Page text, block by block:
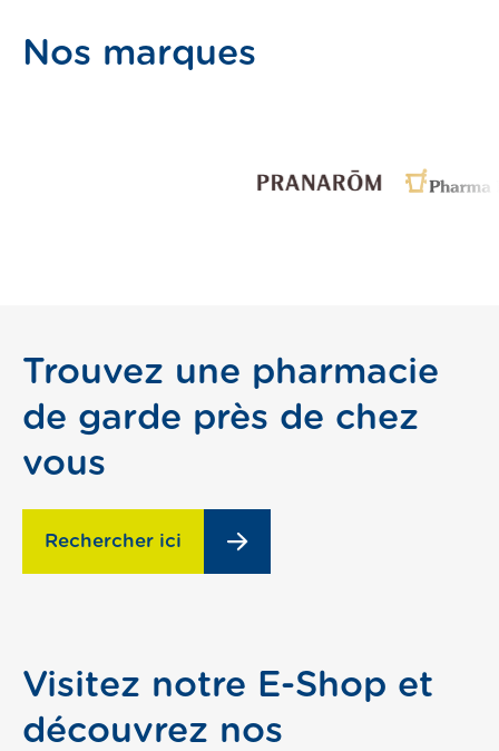
Nos marques
Trouvez une pharmacie
de garde près de chez
vous
Rechercher ici
Visitez notre E-Shop et
découvrez nos